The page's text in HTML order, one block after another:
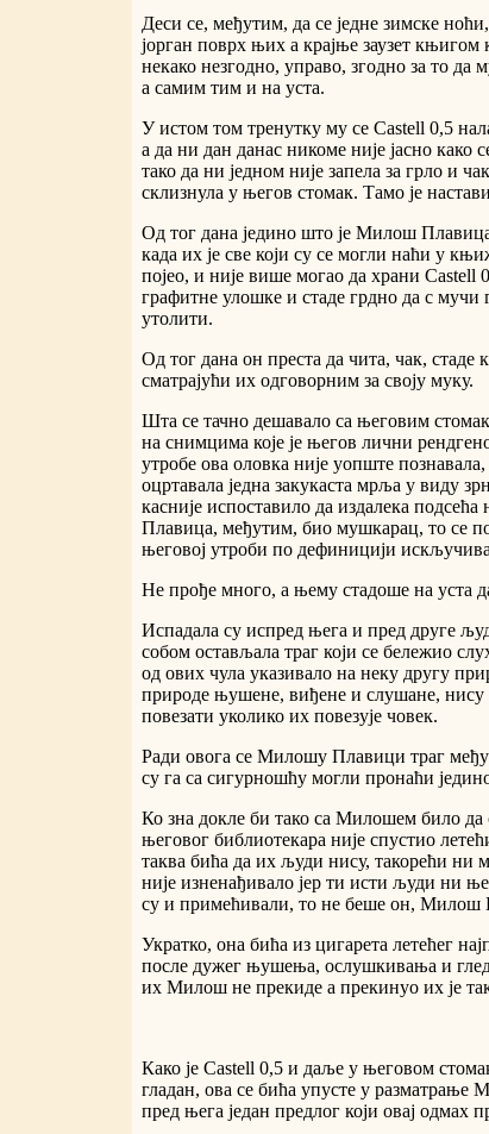
Деси се, међутим, да се једне зимске
јорган поврх њих а крајње заузет књигом
некако незгодно, управо, згодно за то
а самим тим и на уста.
У истом том тренутку му се Castell 0,5
а да ни дан данас никоме није јасно како
тако да ни једном није запела за грло и
склизнула у његов стомак. Тамо је
Од тог дана једино што је Милош
када их је све који су се могли наћи у
појео, и није више могао да храни Castell
графитне улошке и стаде грдно да с мучи
утолити.
Од тог дана он преста да чита, чак, стаде
сматрајући их одговорним за своју муку.
Шта се тачно дешавало са његовим
на снимцима које је његов лични
утробе ова оловка није уопште
оцртавала једна закукаста мрља у виду
касније испоставило да издалека
Плавица, међутим, био мушкарац, то се
његовој утроби по дефиницији
Не прође много, а њему стадоше на уста
Испадала су испред њега и пред друге
собом остављала траг који се бележио
од ових чула указивало на неку другу
природе њушене, виђене и слушане, нису
повезати уколико их повезује човек.
Ради овога се Милошу Плавици траг
су га са сигурношћу могли пронаћи
Ко зна докле би тако са Милошем било да
његовог библиотекара није спустио
таква бића да их људи нису, такорећи
није изненађивало јер ти исти људи ни
су и примећивали, то не беше он, Милош
Укратко, она бића из цигарета летећег
после дужег њушења, ослушкивања и
их Милош не прекиде а прекинуо их је
Како је Castell 0,5 и даље у његовом
гладан, ова се бића упусте у разматрање
пред њега један предлог који овај одмах